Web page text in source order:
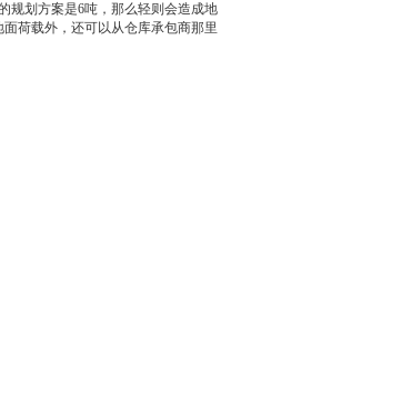
划方案是6吨，那么轻则会造成地
荷载外，还可以从仓库承包商那里